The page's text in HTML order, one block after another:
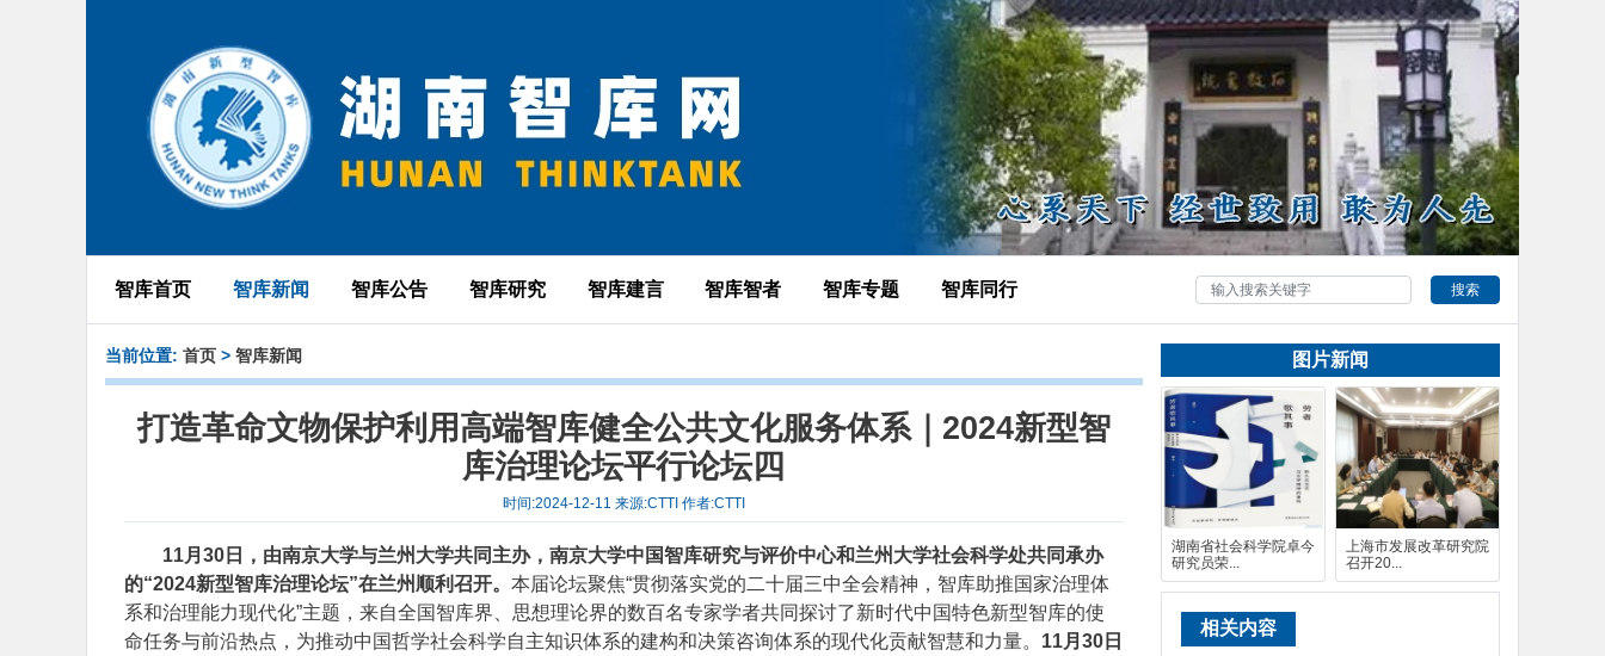
智库首页 智库新闻 智库公告 智库研究 智库建言 智库智者 智库专题 智库同行 搜索
当前位置: 首页 > 智库新闻
打造革命文物保护利用高端智库健全公共文化服务体系｜2024新型智
库治理论坛平行论坛四
时间:2024-12-11 来源:CTTI 作者:CTTI
11月30日，由南京大学与兰州大学共同主办，南京大学中国智库研究与评价中心和兰州大学社会科学处共同承办
的“2024新型智库治理论坛”在兰州顺利召开。 本届论坛聚焦“贯彻落实党的二十届三中全会精神，智库助推国家治理体
系和治理能力现代化”主题，来自全国智库界、思想理论界的数百名专家学者共同探讨了新时代中国特色新型智库的使
命任务与前沿热点，为推动中国哲学社会科学自主知识体系的建构和决策咨询体系的现代化贡献智慧和力量。 11月30日
图片新闻
湖南省社会科学院卓今
研究员荣...
上海市发展改革研究院
召开20...
相关内容